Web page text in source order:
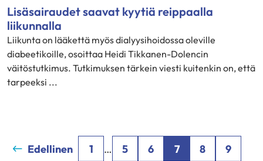
Lisäsairaudet saavat kyytiä reippaalla
liikunnalla
Liikunta on lääkettä myös dialyysihoidossa oleville
diabeetikoille, osoittaa Heidi Tikkanen-Dolencin
väitöstutkimus. Tutkimuksen tärkein viesti kuitenkin on, että
tarpeeksi ...
Edellinen 1 … 5 6 7 8
9